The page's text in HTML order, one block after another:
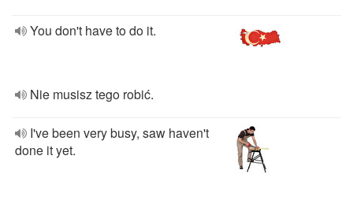
You don't have to do it.
Nie musisz tego robić.
I've been very busy, saw haven't
done it yet.